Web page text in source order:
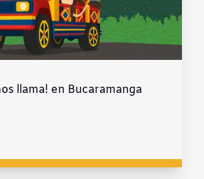
llama! en Bucaramanga